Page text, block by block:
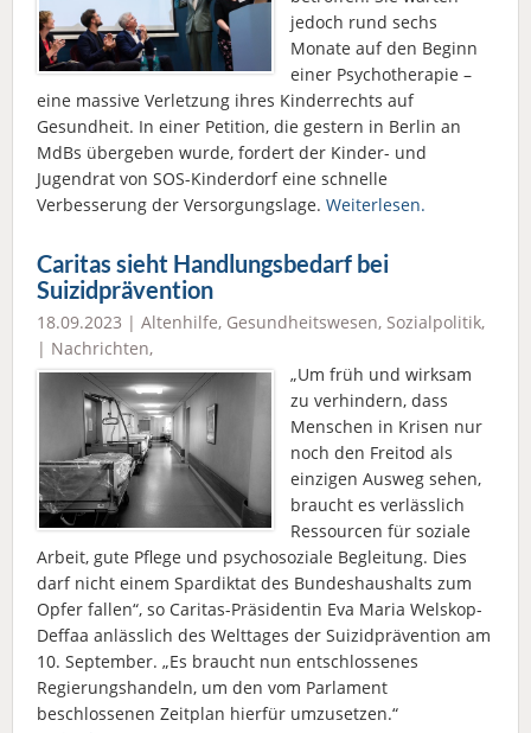
jedoch rund sechs
Monate auf den Beginn
einer Psychotherapie –
eine massive Verletzung ihres Kinderrechts auf
Gesundheit. In einer Petition, die gestern in Berlin an
MdBs übergeben wurde, fordert der Kinder- und
Jugendrat von SOS-Kinderdorf eine schnelle
Verbesserung der Versorgungslage. Weiterlesen.
Caritas sieht Handlungsbedarf bei
Suizidprävention
18.09.2023 | Altenhilfe, Gesundheitswesen, Sozialpolitik,
| Nachrichten,
„Um früh und wirksam
zu verhindern, dass
Menschen in Krisen nur
noch den Freitod als
einzigen Ausweg sehen,
braucht es verlässlich
Ressourcen für soziale
Arbeit, gute Pflege und psychosoziale Begleitung. Dies
darf nicht einem Spardiktat des Bundeshaushalts zum
Opfer fallen“, so Caritas-Präsidentin Eva Maria Welskop-
Deffaa anlässlich des Welttages der Suizidprävention am
10. September. „Es braucht nun entschlossenes
Regierungshandeln, um den vom Parlament
beschlossenen Zeitplan hierfür umzusetzen.“